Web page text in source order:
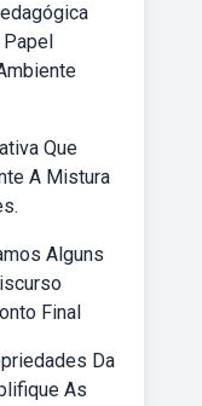
Papel
Que
A Mistura
Alguns
Final
Da
As